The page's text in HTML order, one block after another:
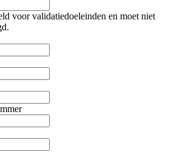
voor validatiedoeleinden en moet niet